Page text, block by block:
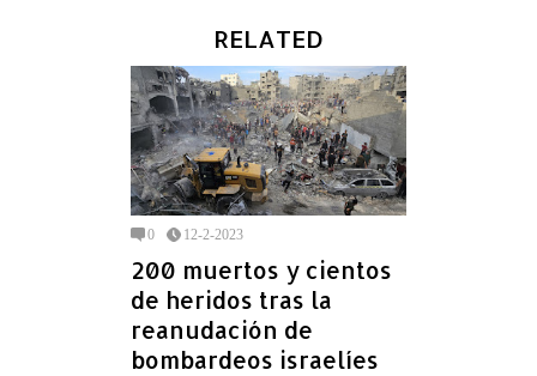
RELATED
0 12-2-2023
200 muertos y cientos
de heridos tras la
reanudación de
bombardeos israelíes